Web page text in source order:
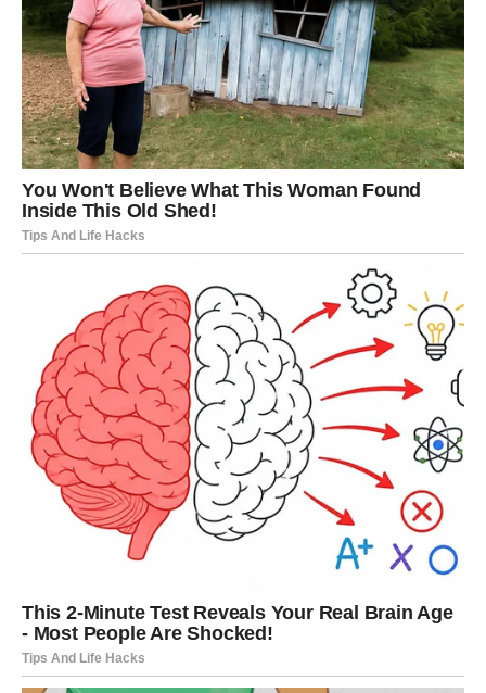
Istina vam mijenja pogled na sve
Pred vama su veoma važni trenuci.
VAGA
Zvijezde vam donose veoma romantičan i sudbinski
susret.
Ako ste slobodni, moguće je poznanstvo koje odmah
djeluje posebno i drugačije od svega prije.
Ljubav vam dolazi potpuno neočekivano
Pred vama su trenuci koje ćete dugo pamtiti.